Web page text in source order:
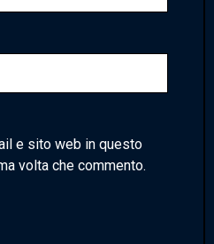
e sito web in questo
volta che commento.